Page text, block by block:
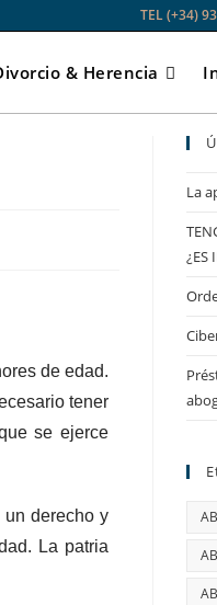
TEL (+34)
& Herencia
de edad.
tener
se ejerce
un derecho y
La patria
La
¿ES